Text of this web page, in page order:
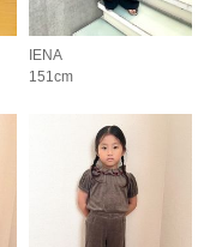
IENA
151cm